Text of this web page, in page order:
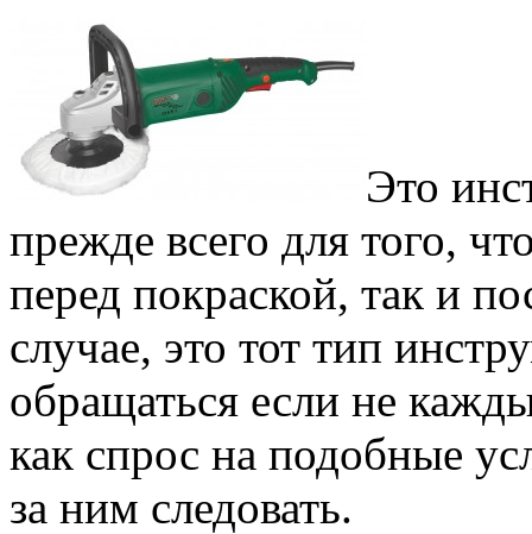
Это
прежде всего для того,
перед покраской, так и
случае, это тот тип
обращаться если не
как спрос на подобные
за ним следовать.